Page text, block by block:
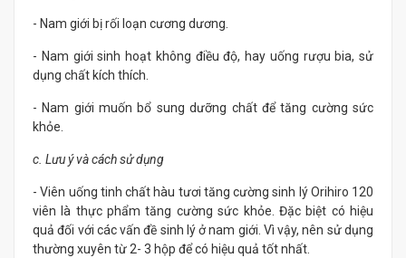
- Nam giới bị rối loạn cương dương.
- Nam giới sinh hoạt không điều độ, hay uống rượu bia, sử
dụng chất kích thích.
- Nam giới muốn bổ sung dưỡng chất để tăng cường sức
khỏe.
c. Lưu ý và cách sử dụng
- Viên uống tinh chất hàu tươi tăng cường sinh lý Orihiro 120
viên là thực phẩm tăng cường sức khỏe. Đặc biệt có hiệu
quả đối với các vấn đề sinh lý ở nam giới. Vì vậy, nên sử dụng
thường xuyên từ 2- 3 hộp để có hiệu quả tốt nhất.